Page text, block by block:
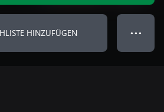
HINZUFÜGEN ● ● ●